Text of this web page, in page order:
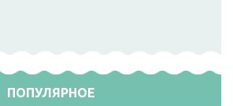
ПОПУЛЯРНОЕ